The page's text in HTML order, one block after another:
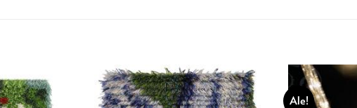
Ale!